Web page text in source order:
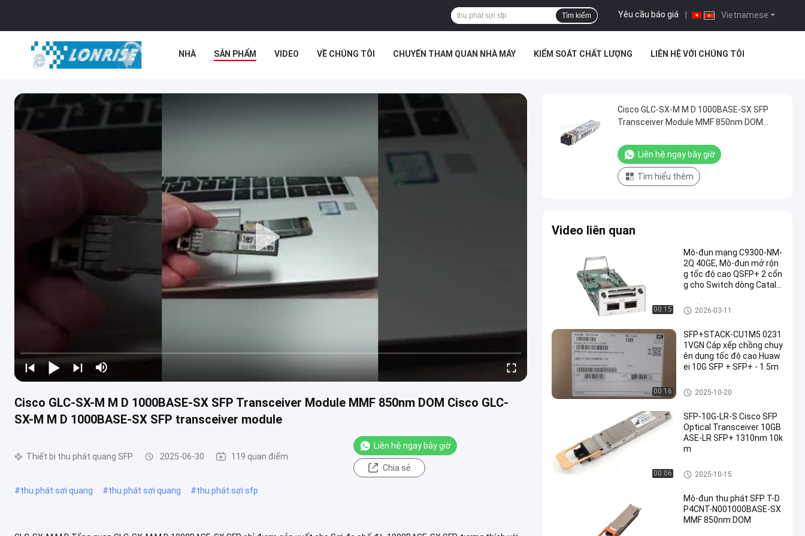
Vietnamese
Yêu cầu báo giá
Tìm kiếm
NHÀ SẢN PHẨM VIDEO VỀ CHÚNG TÔI CHUYẾN THAM QUAN NHÀ MÁY KIỂM SOÁT CHẤT LƯỢNG LIÊN HỆ VỚI CHÚNG TÔI
Cisco GLC-SX-M M D 1000BASE-SX SFP Transceiver Module MMF 850nm DOM Cisco GLC-
SX-M M D 1000BASE-SX SFP transceiver module
Thiết bị thu phát quang SFP 2025-06-30 119 quan điểm
Liên hệ ngay bây giờ
Chia sẻ
#thu phát sợi quang #thu phát sợi quang #thu phát sợi sfp
Cisco GLC-SX-M M D 1000BASE-SX SFP
Transceiver Module MMF 850nm DOM
transceiver module
Liên hệ ngay bây giờ
Tìm hiểu thêm
Video liên quan
00:15
Mô-đun mạng C9300-NM-
2Q 40GE, Mô-đun mở rộn
g tốc độ cao QSFP+ 2 cổn
g cho Switch dòng Cataly
Thiết bị thu phát quang SFP
2026-03-11
00:16
SFP+STACK-CU1M5 0231
1VGN Cáp xếp chồng chuy
ên dụng tốc độ cao Huaw
ei 10G SFP + SFP+ - 1.5m
Mô-đun SFP của Huawei
2025-10-20
00:06
SFP-10G-LR-S Cisco SFP
Optical Transceiver 10GB
ASE-LR SFP+ 1310nm 10k
m
Thiết bị thu phát quang SFP
2025-10-15
Mô-đun thu phát SFP T-D
P4CNT-N001000BASE-SX
MMF 850nm DOM